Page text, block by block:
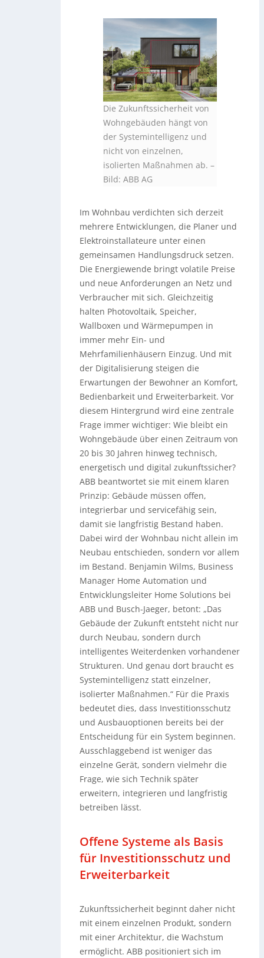
Die Zukunftssicherheit von
Wohngebäuden hängt von
der Systemintelligenz und
nicht von einzelnen,
isolierten Maßnahmen ab. –
Bild: ABB AG
Im Wohnbau verdichten sich derzeit
mehrere Entwicklungen, die Planer und
Elektroinstallateure unter einen
gemeinsamen Handlungsdruck setzen.
Die Energiewende bringt volatile Preise
und neue Anforderungen an Netz und
Verbraucher mit sich. Gleichzeitig
halten Photovoltaik, Speicher,
Wallboxen und Wärmepumpen in
immer mehr Ein- und
Mehrfamilienhäusern Einzug. Und mit
der Digitalisierung steigen die
Erwartungen der Bewohner an Komfort,
Bedienbarkeit und Erweiterbarkeit. Vor
diesem Hintergrund wird eine zentrale
Frage immer wichtiger: Wie bleibt ein
Wohngebäude über einen Zeitraum von
20 bis 30 Jahren hinweg technisch,
energetisch und digital zukunftssicher?
ABB beantwortet sie mit einem klaren
Prinzip: Gebäude müssen offen,
integrierbar und servicefähig sein,
damit sie langfristig Bestand haben.
Dabei wird der Wohnbau nicht allein im
Neubau entschieden, sondern vor allem
im Bestand. Benjamin Wilms, Business
Manager Home Automation und
Entwicklungsleiter Home Solutions bei
ABB und Busch-Jaeger, betont: „Das
Gebäude der Zukunft entsteht nicht nur
durch Neubau, sondern durch
intelligentes Weiterdenken vorhandener
Strukturen. Und genau dort braucht es
Systemintelligenz statt einzelner,
isolierter Maßnahmen.“ Für die Praxis
bedeutet dies, dass Investitionsschutz
und Ausbauoptionen bereits bei der
Entscheidung für ein System beginnen.
Ausschlaggebend ist weniger das
einzelne Gerät, sondern vielmehr die
Frage, wie sich Technik später
erweitern, integrieren und langfristig
betreiben lässt.
Offene Systeme als Basis
für Investitionsschutz und
Erweiterbarkeit
Zukunftssicherheit beginnt daher nicht
mit einem einzelnen Produkt, sondern
mit einer Architektur, die Wachstum
ermöglicht. ABB positioniert sich im